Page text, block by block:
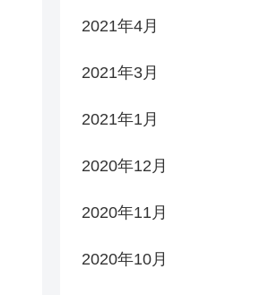
2021年4月
2021年3月
2021年1月
2020年12月
2020年11月
2020年10月